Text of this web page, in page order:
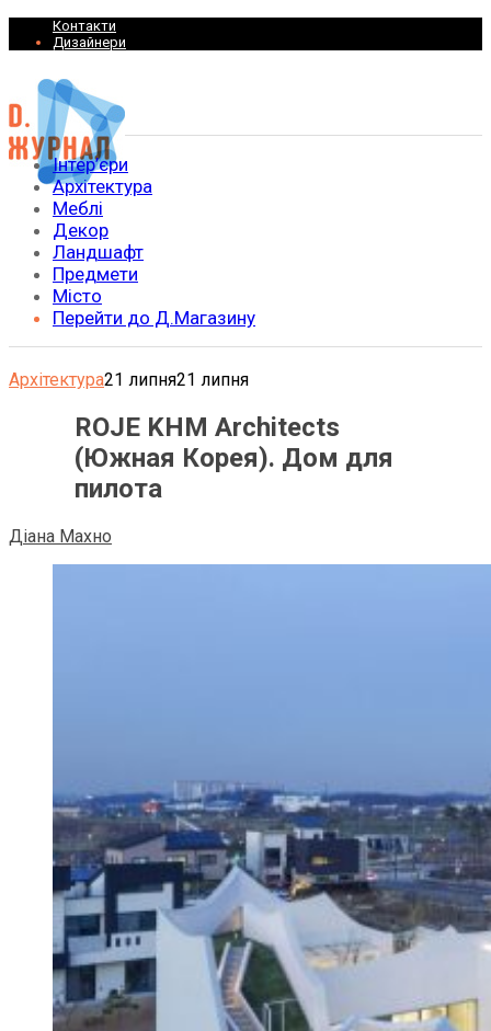
Контакти
Дизайнери
Інтер’єри
Архітектура
Меблі
Декор
Ландшафт
Предмети
Місто
Перейти до Д.Магазину
Архітектура21 липня21 липня
ROJE KHM Architects
(Южная Корея). Дом для
пилота
Діана Махно